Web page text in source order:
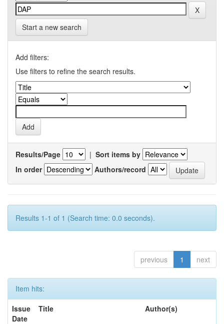
Start a new search
Add filters:
Use filters to refine the search results.
Results/Page | Sort items by
In order
Authors/record
Results 1-1 of 1 (Search time: 0.0 seconds).
previous 1 next
Item hits:
Issue
Date
Title Author(s)